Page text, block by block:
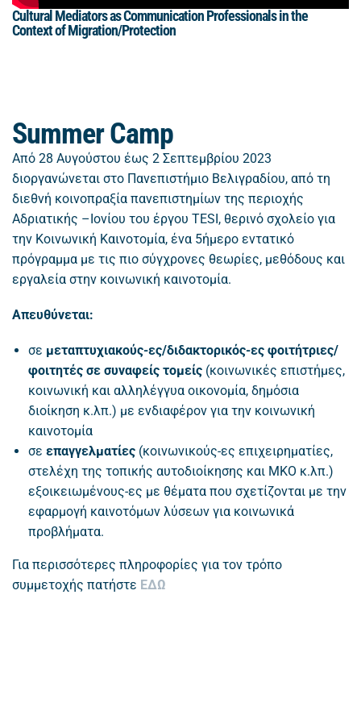
Cultural Mediators as Communication Professionals in the
Context of Migration/Protection
Summer Camp
Από 28 Αυγούστου έως 2 Σεπτεμβρίου 2023
διοργανώνεται στο Πανεπιστήμιο Βελιγραδίου, από τη
διεθνή κοινοπραξία πανεπιστημίων της περιοχής
Αδριατικής –Ιονίου του έργου TESI, θερινό σχολείο για
την Κοινωνική Καινοτομία, ένα 5ήμερο εντατικό
πρόγραμμα με τις πιο σύγχρονες θεωρίες, μεθόδους και
εργαλεία στην κοινωνική καινοτομία.
Απευθύνεται:
σε μεταπτυχιακούς-ες/διδακτορικός-ες φοιτήτριες/
φοιτητές σε συναφείς τομείς (κοινωνικές επιστήμες,
κοινωνική και αλληλέγγυα οικονομία, δημόσια
διοίκηση κ.λπ.) με ενδιαφέρον για την κοινωνική
καινοτομία
σε επαγγελματίες (κοινωνικούς-ες επιχειρηματίες,
στελέχη της τοπικής αυτοδιοίκησης και ΜΚΟ κ.λπ.)
εξοικειωμένους-ες με θέματα που σχετίζονται με την
εφαρμογή καινοτόμων λύσεων για κοινωνικά
προβλήματα.
Για περισσότερες πληροφορίες για τον τρόπο
συμμετοχής πατήστε ΕΔΩ